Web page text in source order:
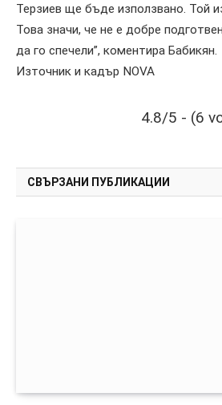
Терзиев ще бъде използвано. Той
Това значи, че не е добре
да го спечели”, коментира Бабикян.
Източник и кадър NOVA
4.8/5 - (6
СВЪРЗАНИ ПУБЛИКАЦИИ